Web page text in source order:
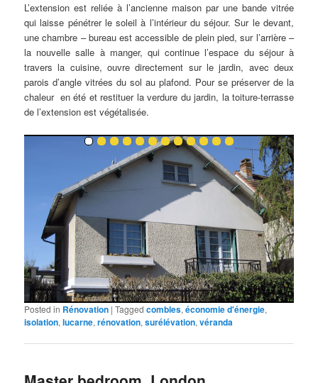
L’extension est reliée à l’ancienne maison par une bande vitrée
qui laisse pénétrer le soleil à l’intérieur du séjour. Sur le devant,
une chambre – bureau est accessible de plein pied, sur l’arrière –
la nouvelle salle à manger, qui continue l’espace du séjour à
travers la cuisine, ouvre directement sur le jardin, avec deux
parois d’angle vitrées du sol au plafond. Pour se préserver de la
chaleur en été et restituer la verdure du jardin, la toiture-terrasse
de l’extension est végétalisée.
Posted in Rénovation |Tagged combles,économie d'énergie,
isolation,lucarne,rénovation,surélévation,véranda